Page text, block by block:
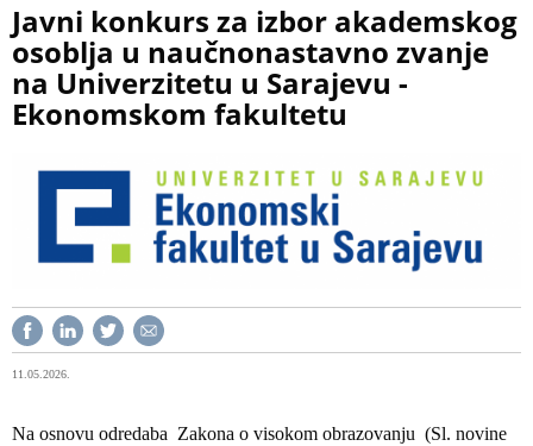
Javni konkurs za izbor akademskog
osoblja u naučnonastavno zvanje
na Univerzitetu u Sarajevu -
Ekonomskom fakultetu
11.05.2026.
Na osnovu odredaba Zakona o visokom obrazovanju (Sl. novine